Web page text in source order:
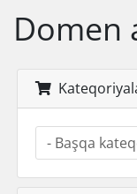
Domen